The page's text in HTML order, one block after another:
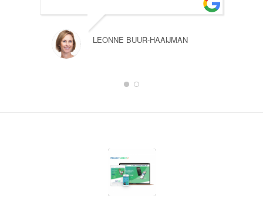
LEONNE BUUR-HAAIJMAN